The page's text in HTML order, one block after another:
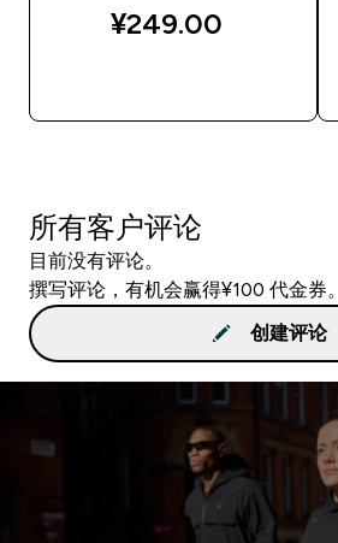
¥249.00‎
所有客户评论
目前没有评论。
撰写评论，有机会赢得¥100 代金券。
创建评论